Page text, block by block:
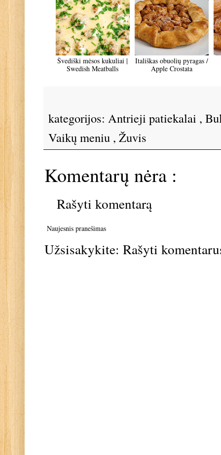
Švediški mėsos kukuliai |
Swedish Meatballs
Itališkas obuolių pyragas /
Apple Crostata
kategorijos: Antrieji patiekalai ,
Vaikų meniu , Žuvis
Komentarų nėra :
Rašyti komentarą
Naujesnis pranešimas
Užsisakykite: Rašyti